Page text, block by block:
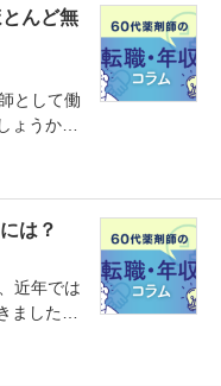
んど無
として働
ょうか。
は？
近年では
ました。